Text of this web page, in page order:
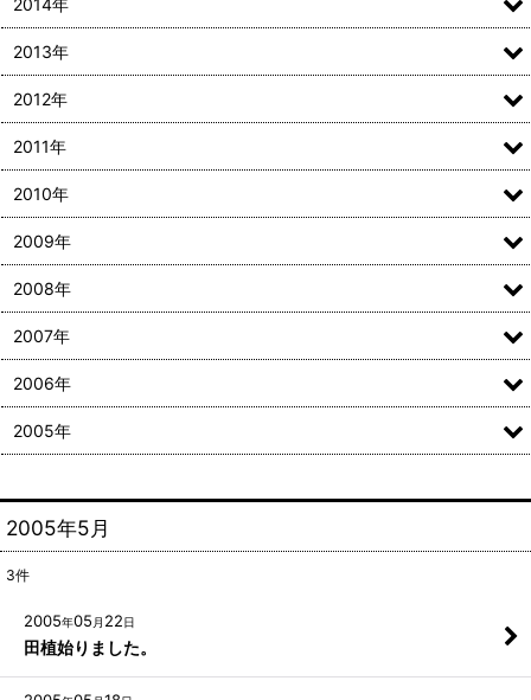
2005年5月
3件
2005年05 月 22日
田植始りました。
2014年
2013年
2012年
2011年
2010年
2009年
2008年
2007年
2006年
2005年